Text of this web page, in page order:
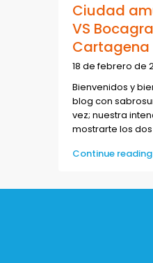
Ciudad
VS
Cartagena
18 de febrero de
Bienvenidos y
blog con
vez; nuestra
mostrarte los
Continue reading